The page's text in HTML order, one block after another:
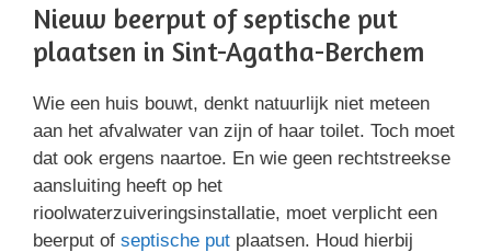
Nieuw beerput of septische put
plaatsen in Sint-Agatha-Berchem
Wie een huis bouwt, denkt natuurlijk niet meteen
aan het afvalwater van zijn of haar toilet. Toch moet
dat ook ergens naartoe. En wie geen rechtstreekse
aansluiting heeft op het
rioolwaterzuiveringsinstallatie, moet verplicht een
beerput of septische put plaatsen. Houd hierbij